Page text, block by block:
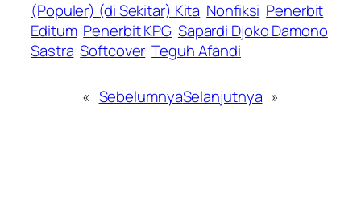
(Populer) (di Sekitar) Kita Nonfiksi Penerbit
Editum Penerbit KPG Sapardi Djoko Damono
Sastra Softcover Teguh Afandi
« SebelumnyaSelanjutnya »